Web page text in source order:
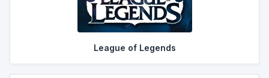
League of Legends